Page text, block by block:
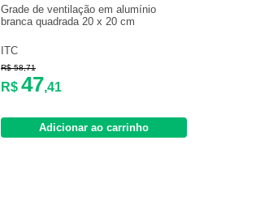
Grade de ventilação em alumínio
branca quadrada 20 x 20 cm
ITC
R$ 58,71
R$ 47,41
Adicionar ao carrinho